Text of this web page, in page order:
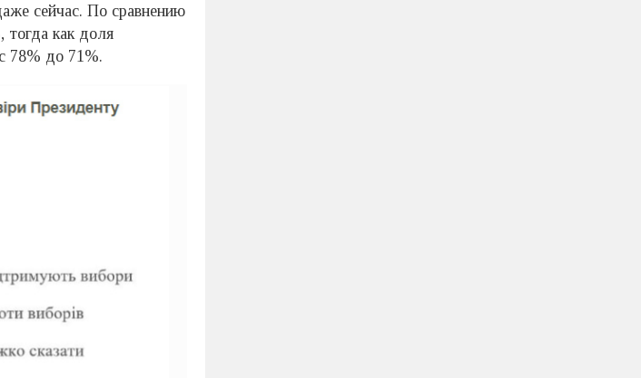
сейчас. По сравнению
тогда как доля
78% до 71%.